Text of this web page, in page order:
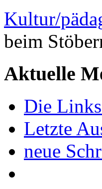
Kultur/
beim
Aktuelle
Die
Letzte
neue